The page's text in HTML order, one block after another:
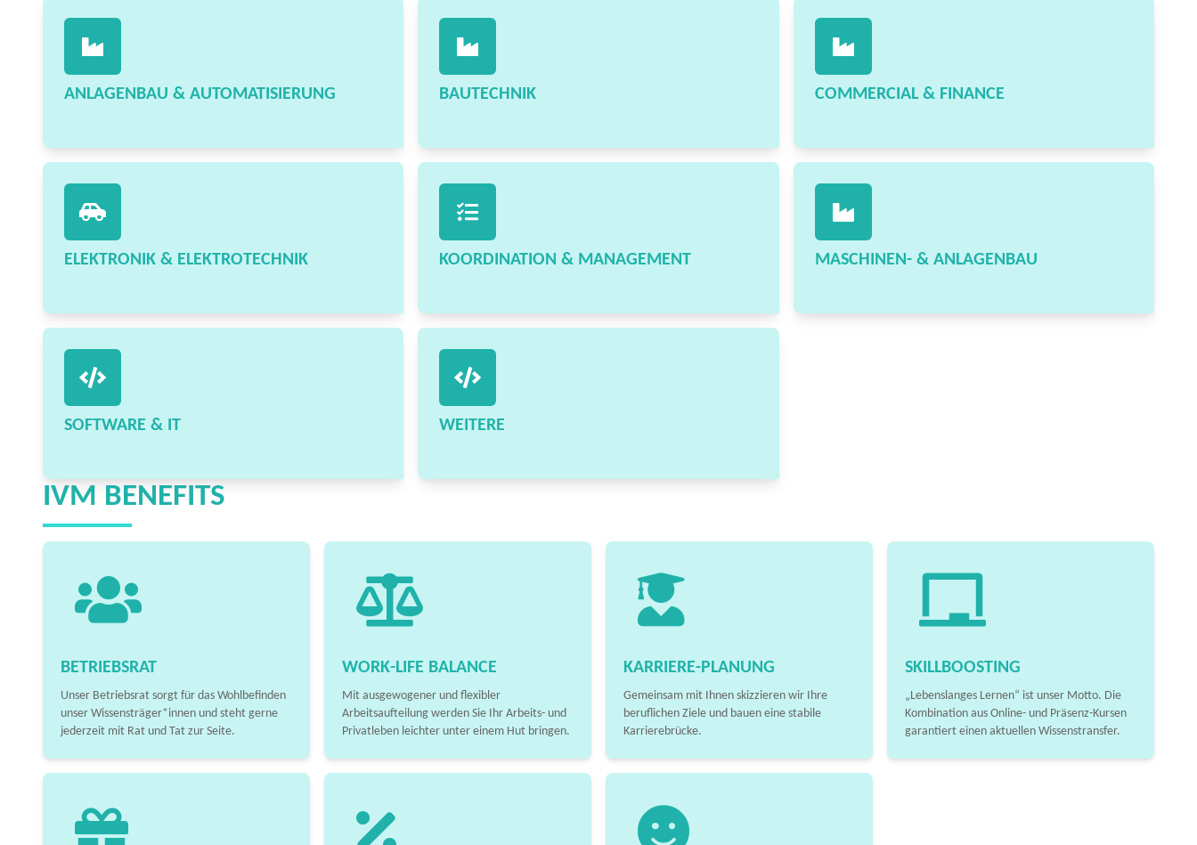
ANLAGENBAU & AUTOMATISIERUNG BAUTECHNIK COMMERCIAL & FINANCE
ELEKTRONIK & ELEKTROTECHNIK KOORDINATION & MANAGEMENT MASCHINEN- & ANLAGENBAU
SOFTWARE & IT WEITERE
IVM BENEFITS
BETRIEBSRAT
Unser Betriebsrat sorgt für das Wohlbefinden
unser Wissensträger*innen und steht gerne
jederzeit mit Rat und Tat zur Seite.
WORK-LIFE BALANCE
Mit ausgewogener und flexibler
Arbeitsaufteilung werden Sie Ihr Arbeits- und
Privatleben leichter unter einem Hut bringen.
KARRIERE-PLANUNG
Gemeinsam mit Ihnen skizzieren wir Ihre
beruflichen Ziele und bauen eine stabile
Karrierebrücke.
SKILLBOOSTING
„Lebenslanges Lernen“ ist unser Motto. Die
Kombination aus Online- und Präsenz-Kursen
garantiert einen aktuellen Wissenstransfer.